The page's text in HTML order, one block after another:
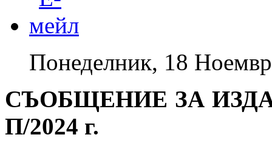
Понеделник, 18
СЪОБЩЕНИЕ ЗА
П/2024 г.